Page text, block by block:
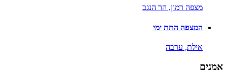
מצפה רמון, הר הנגב
המצפה התת ימי
אילת, ערבה
אמנים